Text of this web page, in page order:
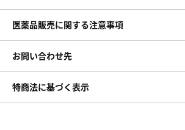
医薬品販売に関する注意事項
お問い合わせ先
特商法に基づく表示